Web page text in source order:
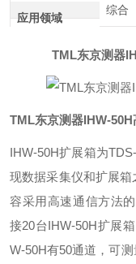
应用领域
综合
TML东京测器
TML东京测器IHW-
IHW-50H扩展箱为
现数据采集仪和扩展箱
容采用高速通信方法的
接20台IHW-50H扩展
W-50H有50通道，可